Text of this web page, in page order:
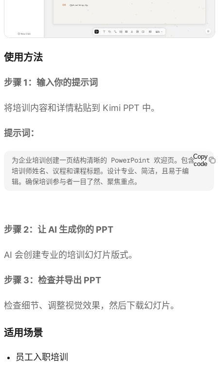
使用方法
步骤 1：输入你的提示词
将培训内容和详情粘贴到 Kimi PPT 中。
提示词：
为企业培训创建一页结构清晰的 PowerPoint 欢迎页。包含
培训师姓名、议程和课程标题。设计专业、简洁，且易于编
辑。确保培训参与者一目了然、聚焦重点。
Copy
code
步骤 2：让 AI 生成你的 PPT
AI 会创建专业的培训幻灯片版式。
步骤 3：检查并导出 PPT
检查细节、调整视觉效果，然后下载幻灯片。
适用场景
员工入职培训